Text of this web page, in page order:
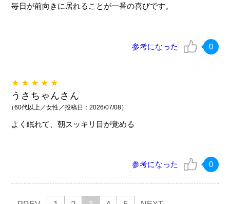
毎日が前向きに居れることが一番の喜びです。
参考になった 0
★★★★★
うさちゃんさん
（60代以上／女性／投稿日：2026/07/08）
よく眠れて、朝スッキリ目が覚める
参考になった 0